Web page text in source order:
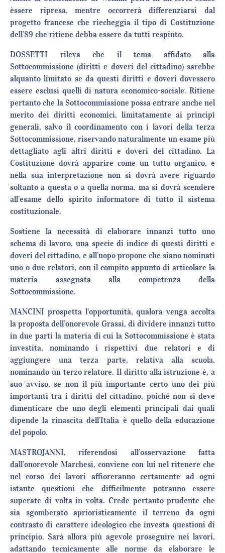
èssere ripresa, mentre occorrerà differenziarsi dal
progetto francese che riecheggia il tipo di Costituzione
dell’89 che ritiene debba essere da tutti respinto.
DOSSETTI rileva che il tema affidato alla
Sottocommissione (diritti e doveri del cittadino) sarebbe
alquanto limitato se da questi diritti e doveri dovessero
essere esclusi quelli di natura economico-sociale. Ritiene
pertanto che la Sottocommissione possa entrare anche nel
merito dei diritti economici, limitatamente ai principî
generali, salvo il coordinamento con i lavori della terza
Sottocommissione, riservando naturalmente un esame più
dettagliato agli altri diritti e doveri del cittadino. La
Costituzione dovrà apparire come un tutto organico, e
nella sua interpretazione non si dovrà avere riguardo
soltanto a questa o a quella norma, ma si dovrà scendere
all’esame dello spirito informatore di tutto il sistema
costituzionale.
Sostiene la necessità di elaborare innanzi tutto uno
schema di lavoro, una specie di indice di questi diritti e
doveri del cittadino, e all’uopo propone che siano nominati
uno o due relatori, con il compito appunto di articolare la
materia assegnata alla competenza della
Sottocommissione.
MANCINI prospetta l’opportunità, qualora venga accolta
la proposta dell’onorevole Grassi, di dividere innanzi tutto
in due parti la materia di cui la Sottocommissione è stata
investita, nominando i rispettivi due relatori e di
aggiungere una terza parte, relativa alla scuola,
nominando un terzo relatore. Il diritto alla istruzione è, a
suo avviso, se non il più importante certo uno dei più
importanti tra i diritti del cittadino, poiché non si deve
dimenticare che uno degli elementi principali dai quali
dipende la rinascita dell’Italia è quello della educazione
del popolo.
MASTROJANNI, riferendosi all’osservazione fatta
dall’onorevole Marchesi, conviene con lui nel ritenere che
nel corso dei lavori affioreranno certamente ad ogni
istante questioni che difficilmente potranno essere
superate di volta in volta. Crede pertanto prudente che
sia sgomberato aprioristicamente il terreno da ogni
contrasto di carattere ideologico che investa questioni di
principio. Sarà allora più agevole proseguire nei lavori,
adattando tecnicamente alle norme da elaborare le